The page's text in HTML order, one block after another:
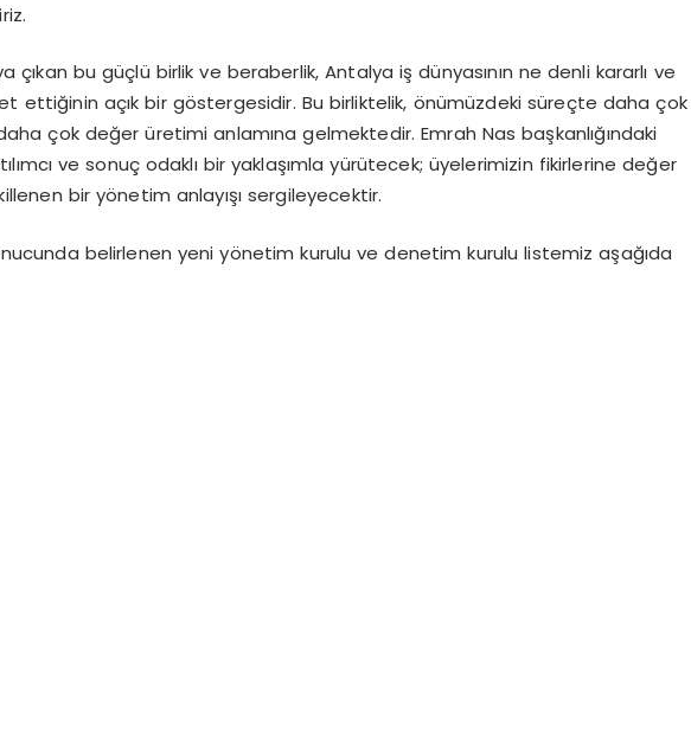
çıkan bu güçlü birlik ve beraberlik, Antalya iş dünyasının ne denli kararlı ve
ettiğinin açık bir göstergesidir. Bu birliktelik, önümüzdeki süreçte daha çok
çok değer üretimi anlamına gelmektedir. Emrah Nas başkanlığındaki
ve sonuç odaklı bir yaklaşımla yürütecek; üyelerimizin fikirlerine değer
bir yönetim anlayışı sergileyecektir.
belirlenen yeni yönetim kurulu ve denetim kurulu listemiz aşağıda